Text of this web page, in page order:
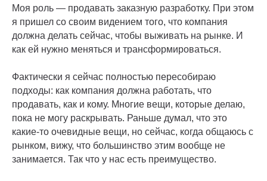
Моя роль — продавать заказную разработку. При этом
я пришел со своим видением того, что компания
должна делать сейчас, чтобы выживать на рынке. И
как ей нужно меняться и трансформироваться.
Фактически я сейчас полностью пересобираю
подходы: как компания должна работать, что
продавать, как и кому. Многие вещи, которые делаю,
пока не могу раскрывать. Раньше думал, что это
какие-то очевидные вещи, но сейчас, когда общаюсь с
рынком, вижу, что большинство этим вообще не
занимается. Так что у нас есть преимущество.